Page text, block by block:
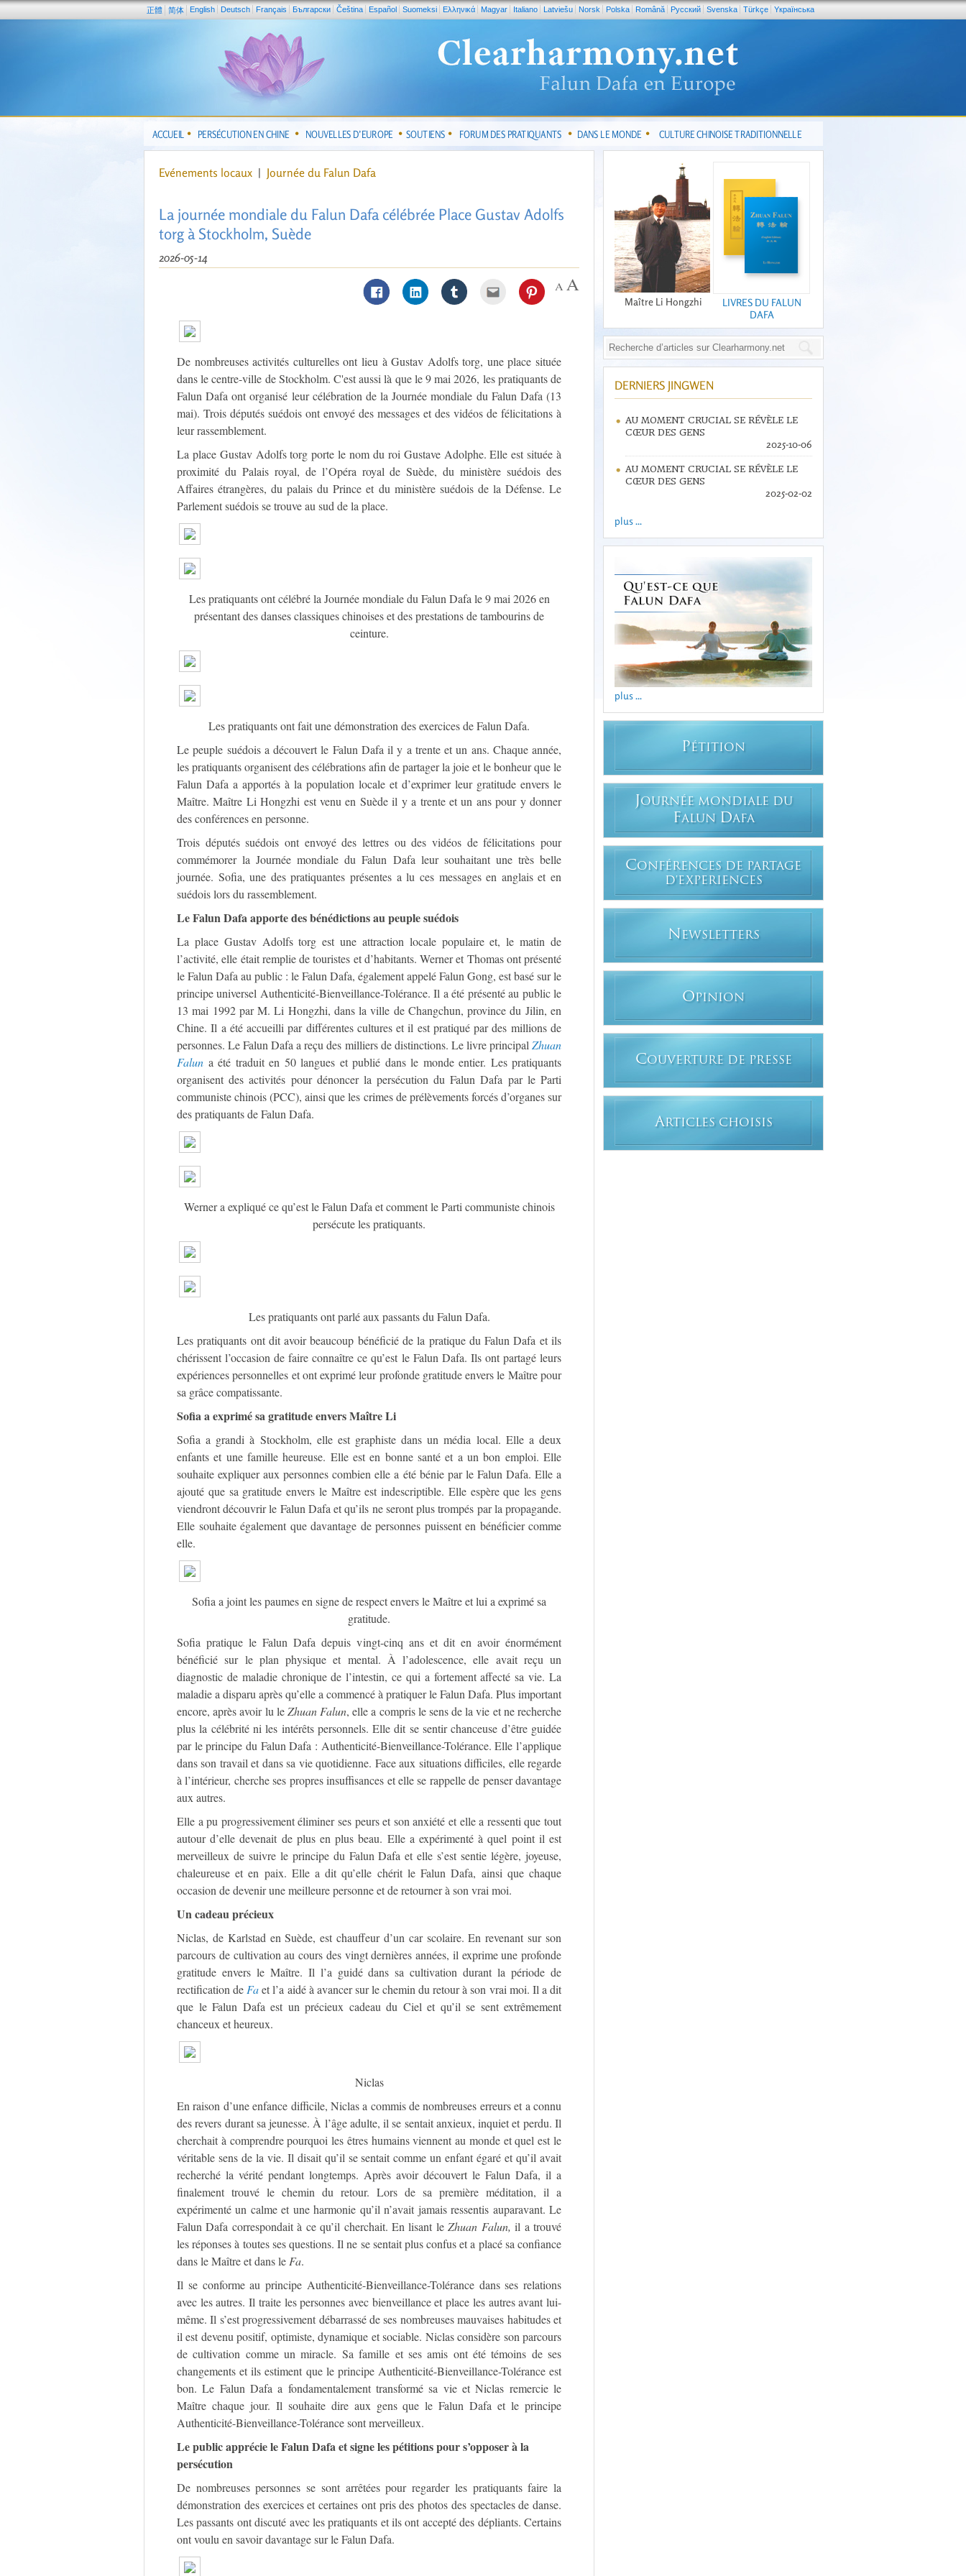
正體 简体 English Deutsch Français Български Čeština Español Suomeksi Ελληνικά Magyar Italiano Latviešu Norsk Polska Română Pусский Svenska Türkçe Yкраїнська
ACCUEIL PERSÉCUTION EN CHINE NOUVELLES D’EUROPE SOUTIENS FORUM DES PRATIQUANTS DANS LE MONDE CULTURE CHINOISE TRADITIONNELLE
Evénements locaux | Journée du Falun Dafa
La journée mondiale du Falun Dafa célébrée Place Gustav Adolfs
torg à Stockholm, Suède
2026-05-14
De nombreuses activités culturelles ont lieu à Gustav Adolfs torg, une place située
dans le centre-ville de Stockholm. C'est aussi là que le 9 mai 2026, les pratiquants de
Falun Dafa ont organisé leur célébration de la Journée mondiale du Falun Dafa (13
mai). Trois députés suédois ont envoyé des messages et des vidéos de félicitations à
leur rassemblement.
La place Gustav Adolfs torg porte le nom du roi Gustave Adolphe. Elle est située à
proximité du Palais royal, de l’Opéra royal de Suède, du ministère suédois des
Affaires étrangères, du palais du Prince et du ministère suédois de la Défense. Le
Parlement suédois se trouve au sud de la place.
Les pratiquants ont célébré la Journée mondiale du Falun Dafa le 9 mai 2026 en
présentant des danses classiques chinoises et des prestations de tambourins de
ceinture.
Les pratiquants ont fait une démonstration des exercices de Falun Dafa.
Le peuple suédois a découvert le Falun Dafa il y a trente et un ans. Chaque année,
les pratiquants organisent des célébrations afin de partager la joie et le bonheur que le
Falun Dafa a apportés à la population locale et d’exprimer leur gratitude envers le
Maître. Maître Li Hongzhi est venu en Suède il y a trente et un ans pour y donner
des conférences en personne.
Trois députés suédois ont envoyé des lettres ou des vidéos de félicitations pour
commémorer la Journée mondiale du Falun Dafa leur souhaitant une très belle
journée. Sofia, une des pratiquantes présentes a lu ces messages en anglais et en
suédois lors du rassemblement.
Le Falun Dafa apporte des bénédictions au peuple suédois
La place Gustav Adolfs torg est une attraction locale populaire et, le matin de
l’activité, elle était remplie de touristes et d’habitants. Werner et Thomas ont présenté
le Falun Dafa au public : le Falun Dafa, également appelé Falun Gong, est basé sur le
principe universel Authenticité-Bienveillance-Tolérance. Il a été présenté au public le
13 mai 1992 par M. Li Hongzhi, dans la ville de Changchun, province du Jilin, en
Chine. Il a été accueilli par différentes cultures et il est pratiqué par des millions de
personnes. Le Falun Dafa a reçu des milliers de distinctions. Le livre principal Zhuan
Falun a été traduit en 50 langues et publié dans le monde entier. Les pratiquants
organisent des activités pour dénoncer la persécution du Falun Dafa par le Parti
communiste chinois (PCC), ainsi que les crimes de prélèvements forcés d’organes sur
des pratiquants de Falun Dafa.
Werner a expliqué ce qu’est le Falun Dafa et comment le Parti communiste chinois
persécute les pratiquants.
Les pratiquants ont parlé aux passants du Falun Dafa.
Les pratiquants ont dit avoir beaucoup bénéficié de la pratique du Falun Dafa et ils
chérissent l’occasion de faire connaître ce qu’est le Falun Dafa. Ils ont partagé leurs
expériences personnelles et ont exprimé leur profonde gratitude envers le Maître pour
sa grâce compatissante.
Sofia a exprimé sa gratitude envers Maître Li
Sofia a grandi à Stockholm, elle est graphiste dans un média local. Elle a deux
enfants et une famille heureuse. Elle est en bonne santé et a un bon emploi. Elle
souhaite expliquer aux personnes combien elle a été bénie par le Falun Dafa. Elle a
ajouté que sa gratitude envers le Maître est indescriptible. Elle espère que les gens
viendront découvrir le Falun Dafa et qu’ils ne seront plus trompés par la propagande.
Elle souhaite également que davantage de personnes puissent en bénéficier comme
elle.
Sofia a joint les paumes en signe de respect envers le Maître et lui a exprimé sa
gratitude.
Sofia pratique le Falun Dafa depuis vingt-cinq ans et dit en avoir énormément
bénéficié sur le plan physique et mental. À l’adolescence, elle avait reçu un
diagnostic de maladie chronique de l’intestin, ce qui a fortement affecté sa vie. La
maladie a disparu après qu’elle a commencé à pratiquer le Falun Dafa. Plus important
encore, après avoir lu leZhuan Falun, elle a compris le sens de la vie et ne recherche
plus la célébrité ni les intérêts personnels. Elle dit se sentir chanceuse d’être guidée
par le principe du Falun Dafa : Authenticité-Bienveillance-Tolérance. Elle l’applique
dans son travail et dans sa vie quotidienne. Face aux situations difficiles, elle regarde
à l’intérieur, cherche ses propres insuffisances et elle se rappelle de penser davantage
aux autres.
Elle a pu progressivement éliminer ses peurs et son anxiété et elle a ressenti que tout
autour d’elle devenait de plus en plus beau. Elle a expérimenté à quel point il est
merveilleux de suivre le principe du Falun Dafa et elle s’est sentie légère, joyeuse,
chaleureuse et en paix. Elle a dit qu’elle chérit le Falun Dafa, ainsi que chaque
occasion de devenir une meilleure personne et de retourner à son vrai moi.
Un cadeau précieux
Niclas, de Karlstad en Suède, est chauffeur d’un car scolaire. En revenant sur son
parcours de cultivation au cours des vingt dernières années, il exprime une profonde
gratitude envers le Maître. Il l’a guidé dans sa cultivation durant la période de
rectification de Faet l’a aidé à avancer sur le chemin du retour à son vrai moi. Il a dit
que le Falun Dafa est un précieux cadeau du Ciel et qu’il se sent extrêmement
chanceux et heureux.
Niclas
En raison d’une enfance difficile, Niclas a commis de nombreuses erreurs et a connu
des revers durant sa jeunesse. À l’âge adulte, il se sentait anxieux, inquiet et perdu. Il
cherchait à comprendre pourquoi les êtres humains viennent au monde et quel est le
véritable sens de la vie. Il disait qu’il se sentait comme un enfant égaré et qu’il avait
recherché la vérité pendant longtemps. Après avoir découvert le Falun Dafa, il a
finalement trouvé le chemin du retour. Lors de sa première méditation, il a
expérimenté un calme et une harmonie qu’il n’avait jamais ressentis auparavant. Le
Falun Dafa correspondait à ce qu’il cherchait. En lisant leZhuan Falun, il a trouvé
les réponses à toutes ses questions. Il ne se sentait plus confus et a placé sa confiance
dans le Maître et dans le Fa.
Il se conforme au principe Authenticité-Bienveillance-Tolérance dans ses relations
avec les autres. Il traite les personnes avec bienveillance et place les autres avant lui-
même. Il s’est progressivement débarrassé de ses nombreuses mauvaises habitudes et
il est devenu positif, optimiste, dynamique et sociable. Niclas considère son parcours
de cultivation comme un miracle. Sa famille et ses amis ont été témoins de ses
changements et ils estiment que le principe Authenticité-Bienveillance-Tolérance est
bon. Le Falun Dafa a fondamentalement transformé sa vie et Niclas remercie le
Maître chaque jour. Il souhaite dire aux gens que le Falun Dafa et le principe
Authenticité-Bienveillance-Tolérance sont merveilleux.
Le public apprécie le Falun Dafa et signe les pétitions pour s’opposer à la
persécution
De nombreuses personnes se sont arrêtées pour regarder les pratiquants faire la
démonstration des exercices et certaines ont pris des photos des spectacles de danse.
Les passants ont discuté avec les pratiquants et ils ont accepté des dépliants. Certains
ont voulu en savoir davantage sur le Falun Dafa.
Maître Li Hongzhi
LIVRES DU FALUN
DAFA
DERNIERS JINGWEN
AU MOMENT CRUCIAL SE RÉVÈLE LE
CŒUR DES GENS
2025-10-06
AU MOMENT CRUCIAL SE RÉVÈLE LE
CŒUR DES GENS
2025-02-02
plus ...
plus ...
PÉTITION
JOURNÉE MONDIALE DU
FALUN DAFA
CONFÉRENCES DE PARTAGE
D'EXPERIENCES
N EWSLETTERS
OPINION
COUVERTURE DE PRESSE
ARTICLES CHOISIS